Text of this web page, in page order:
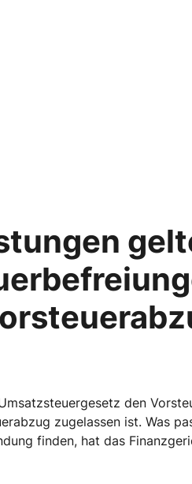
den
zugelassen ist. Was
finden, hat das